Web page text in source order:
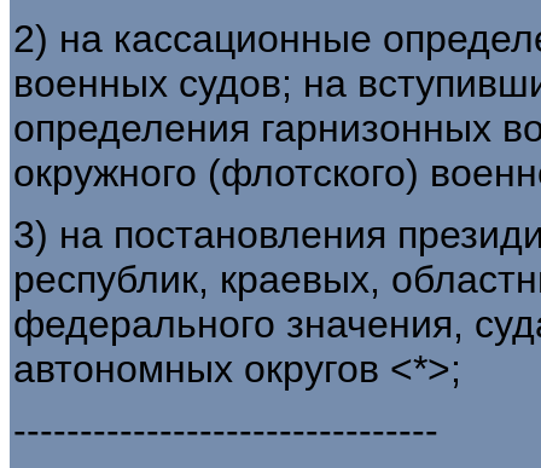
2) на кассационные
военных судов; на
определения гарнизонных
окружного (флотского)
3) на постановления
республик, краевых,
федерального значения,
автономных округов <*>;
--------------------------------